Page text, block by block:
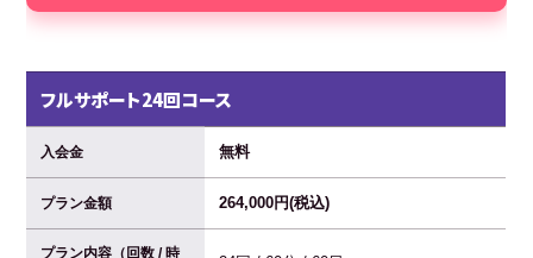
フルサポート24回コース
入会金 無料
プラン金額 264,000円(税込)
プラン内容（回数 / 時